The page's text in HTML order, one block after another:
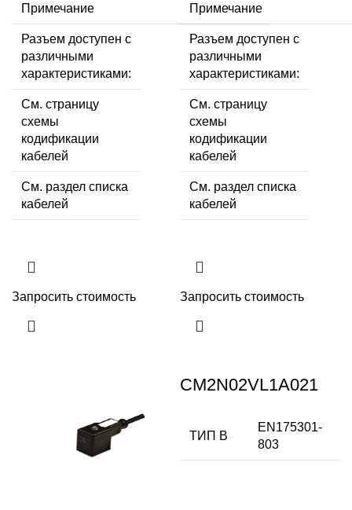
Примечание
Разъем доступен с
различными
характеристиками:
См. страницу
схемы
кодификации
кабелей
См. раздел списка
кабелей
Запросить стоимость
Примечание
Разъем доступен с
различными
характеристиками:
См. страницу
схемы
кодификации
кабелей
См. раздел списка
кабелей
Запросить стоимость
CM2N02VL1A021
ТИП В
EN175301-
803